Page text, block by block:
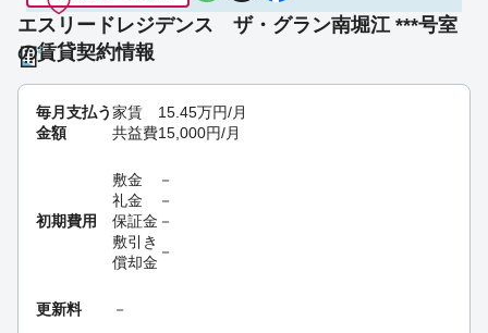
エスリードレジデンス ザ・グラン南堀江 ***号室
の賃貸契約情報
毎月支払う
金額
家賃 15.45万円/月
共益費15,000円/月
初期費用
敷金
－
礼金
－
保証金 －
敷引き
償却金
－
更新料 －